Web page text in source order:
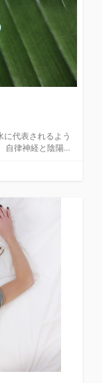
代表されるよう
自律神経と陰陽...